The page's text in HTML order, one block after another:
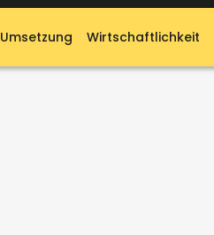
Umsetzung Wirtschaftlichkeit